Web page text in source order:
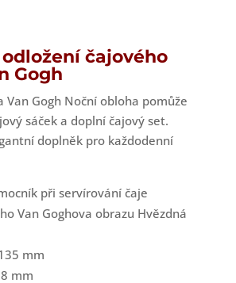
čajového
Gogh
Van Gogh Noční obloha pomůže
sáček a doplní čajový set.
doplněk pro každodenní
při servírování čaje
Van Goghova obrazu Hvězdná
mm
mm